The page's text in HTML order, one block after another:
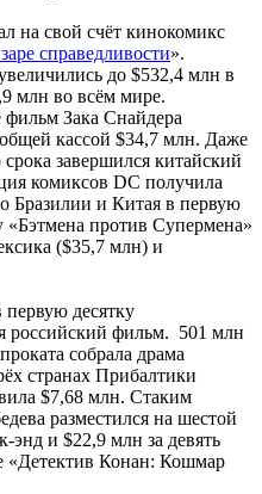
на свой счёт кинокомикс
справедливости».
до $532,4 млн в
млн во всём мире.
фильм Зака Снайдера
кассой $34,7 млн. Даже
завершился китайский
комиксов DC получила
Бразилии и Китая в первую
«Бэтмена против Супермена»
($35,7 млн) и
первую десятку
российский фильм. 501 млн
собрала драма
странах Прибалтики
$7,68 млн. Стаким
разместился на шестой
энд и $22,9 млн за девять
«Детектив Конан: Кошмар